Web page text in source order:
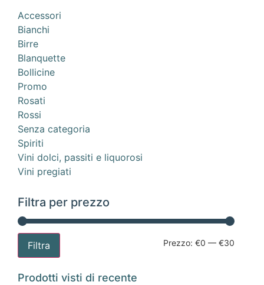
Accessori
Bianchi
Birre
Blanquette
Bollicine
Promo
Rosati
Rossi
Senza categoria
Spiriti
Vini dolci, passiti e liquorosi
Vini pregiati
Filtra per prezzo
Filtra Prezzo: €0 — €30
Prodotti visti di recente